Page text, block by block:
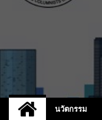
UCD
NEW
นวัตกรรม